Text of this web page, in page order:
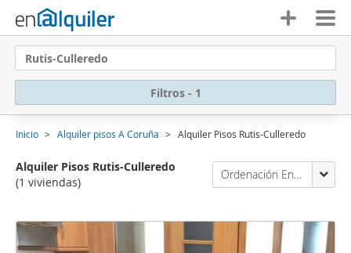
Rutis-Culleredo
Filtros - 1
Inicio Alquiler pisos A Coruña Alquiler Pisos Rutis-Culleredo
Alquiler Pisos Rutis-Culleredo
(1 viviendas)
Ordenación Enalquiler